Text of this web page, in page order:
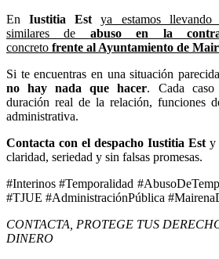
EnIustitia Est
ya estamos llevando
similares de abuso en la
concreto frente al Ayuntamiento de
Si te encuentras en una situación
no hay nada que hacer. Cada caso
duración real de la relación, funciones
administrativa.
Contacta con el despacho Iustitia Est y
claridad, seriedad y sin falsas promesas.
#Interinos #Temporalidad
#TJUE #AdministraciónPública
CONTACTA, PROTEGE TUS
DINERO